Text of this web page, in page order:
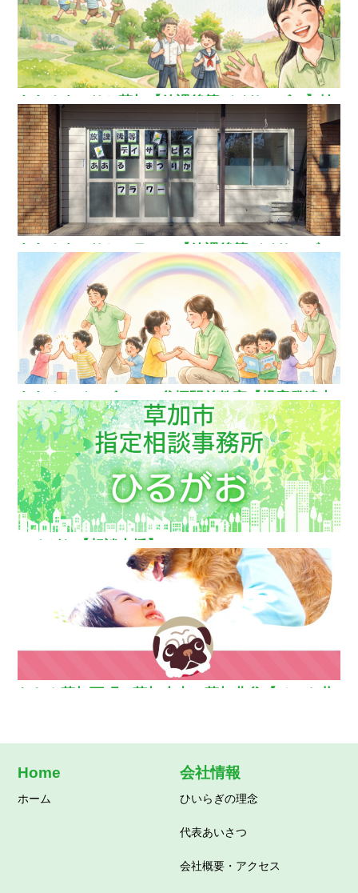
ああるまつりか草加【放課後等デイサービス】埼
玉県草加市
ああるまつりかフラワー【放課後等デイサービ
ス】
ああるレインボーDuo谷塚駅前教室【児童発達支
援】
ひるがお【相談支援】
わおん草加西町・草加小山・草加北谷【ペット共
Home
ホーム
会社情報
ひいらぎの理念
代表あいさつ
会社概要・アクセス